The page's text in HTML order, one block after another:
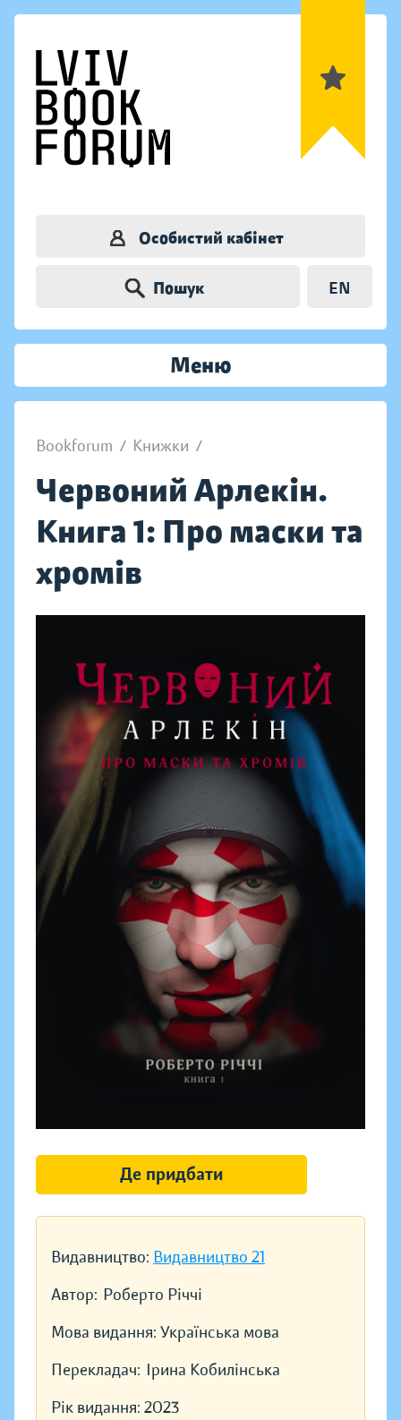
Особистий кабінет
Пошук EN
Меню
Bookforum / Книжки /
Червоний Арлекін.
Книга 1: Про маски та
хромів
Видавництво: Видавництво 21
Автор: Роберто Річчі
Мова видання: Українська мова
Перекладач: Ірина Кобилінська
Рік видання: 2023
Де придбати